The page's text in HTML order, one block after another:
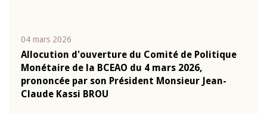
04 mars 2026
Allocution d'ouverture du Comité de Politique
Monétaire de la BCEAO du 4 mars 2026,
prononcée par son Président Monsieur Jean-
Claude Kassi BROU